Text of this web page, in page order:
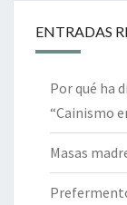
ENTRADAS
Por qué ha
“Cainismo
Masas